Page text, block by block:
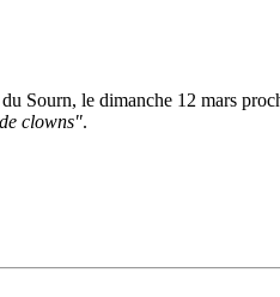
Sourn, le dimanche 12 mars
clowns".